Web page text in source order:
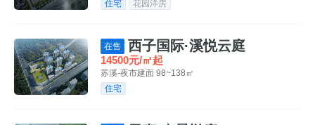
住宅
花园洋房
在售 西子国际·溪悦云庭
14500元/㎡起
苏溪-夜市建面 98~138㎡
住宅